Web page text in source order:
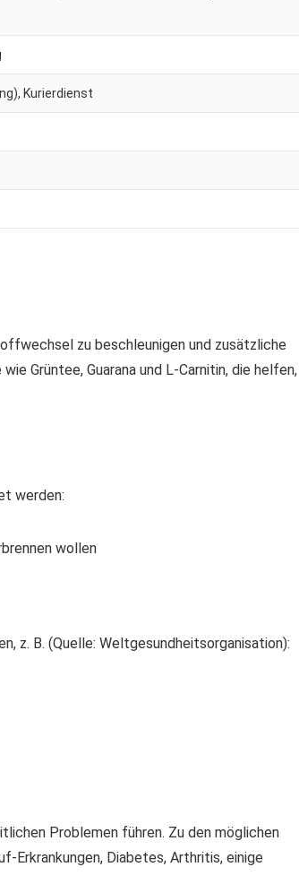
Kurierdienst
zu beschleunigen und zusätzliche
Grüntee, Guarana und L-Carnitin, die helfen,
werden:
wollen
z. B. (Quelle: Weltgesundheitsorganisation):
Problemen führen. Zu den möglichen
Erkrankungen, Diabetes, Arthritis, einige